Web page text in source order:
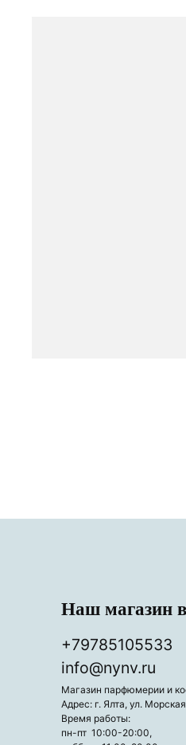
Наш магазин
+79785105533
info@nynv.ru
Магазин парфюмерии и
Адрес: г. Ялта, ул.
Время работы:
пн-пт 10:00-20:00,